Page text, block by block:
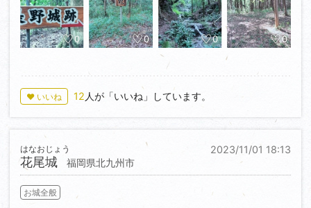
0 0 0 0
♥ いいね 12 人が「いいね」しています。
2023/11/01 18:13
花尾城
はなおじょう
福岡県北九州市
お城全般